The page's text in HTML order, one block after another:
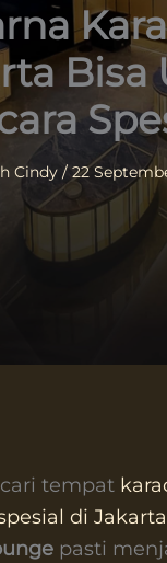
Bisa
Cindy / 22
tempat
di Jakarta
pasti